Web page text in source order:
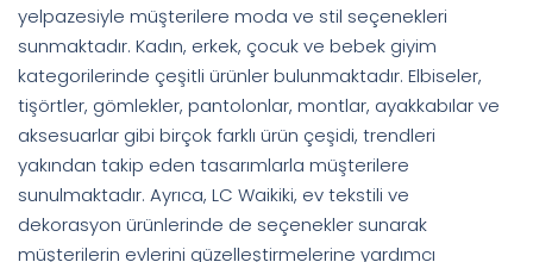
yelpazesiyle müşterilere moda ve stil seçenekleri
sunmaktadır. Kadın, erkek, çocuk ve bebek giyim
kategorilerinde çeşitli ürünler bulunmaktadır. Elbiseler,
tişörtler, gömlekler, pantolonlar, montlar, ayakkabılar ve
aksesuarlar gibi birçok farklı ürün çeşidi, trendleri
yakından takip eden tasarımlarla müşterilere
sunulmaktadır. Ayrıca, LC Waikiki, ev tekstili ve
dekorasyon ürünlerinde de seçenekler sunarak
müşterilerin evlerini güzelleştirmelerine yardımcı